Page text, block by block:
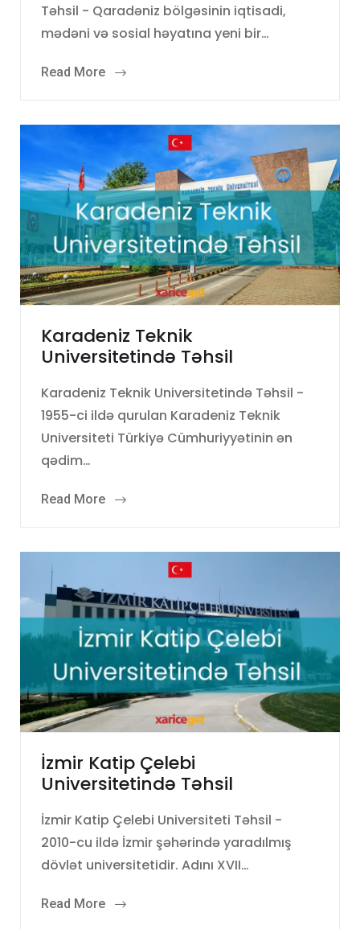
Təhsil - Qaradəniz bölgəsinin iqtisadi,
mədəni və sosial həyatına yeni bir…
Read More
Karadeniz Teknik
Universitetində Təhsil
Karadeniz Teknik Universitetində Təhsil -
1955-ci ildə qurulan Karadeniz Teknik
Universiteti Türkiyə Cümhuriyyətinin ən
qədim…
Read More
İzmir Katip Çelebi
Universitetində Təhsil
İzmir Katip Çelebi Universiteti Təhsil -
2010-cu ildə İzmir şəhərində yaradılmış
dövlət universitetidir. Adını XVII…
Read More